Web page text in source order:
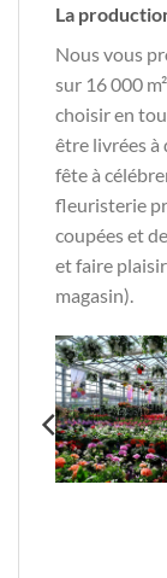
La
Nous vous
sur 16 000
choisir en
être livrées à
fête à
fleuristerie
coupées et
et faire
magasin).